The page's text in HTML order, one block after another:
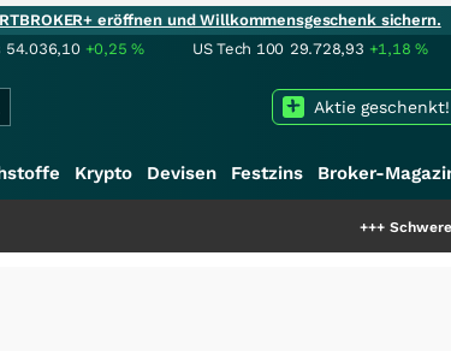
eröffnen und Willkommensgeschenk sichern.
54.036,10 +0,25% US Tech 100 29.728,93 +1,18%
Aktie geschenkt!
Krypto Devisen Festzins Broker-
Schwere Seltene